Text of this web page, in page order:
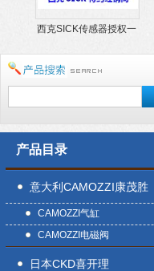
西克SICK传感器授权一
产品目录
意大利CAMOZZI康茂胜
CAMOZZI气缸
CAMOZZI电磁阀
日本CKD喜开理